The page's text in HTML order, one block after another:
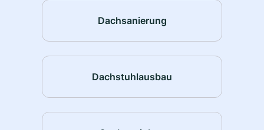
Dachsanierung
Dachstuhlausbau